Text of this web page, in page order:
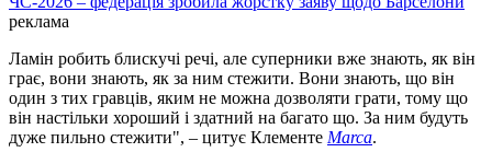
реклама
Ламін робить блискучі речі, але суперники вже знають, як він
грає, вони знають, як за ним стежити. Вони знають, що він
один з тих гравців, яким не можна дозволяти грати, тому що
він настільки хороший і здатний на багато що. За ним будуть
дуже пильно стежити", – цитує Клементе Marca.